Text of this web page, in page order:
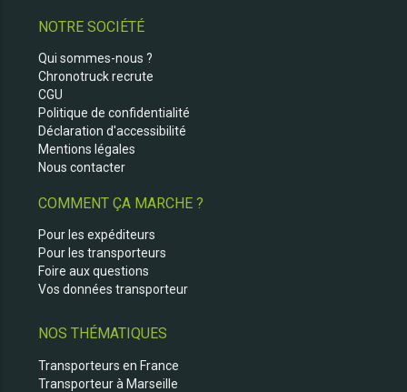
NOTRE SOCIÉTÉ
Qui sommes-nous ?
Chronotruck recrute
CGU
Politique de confidentialité
Déclaration d'accessibilité
Mentions légales
Nous contacter
COMMENT ÇA MARCHE ?
Pour les expéditeurs
Pour les transporteurs
Foire aux questions
Vos données transporteur
NOS THÉMATIQUES
Transporteurs en France
Transporteur à Marseille